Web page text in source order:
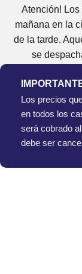
Atención!
mañana en la
de la tarde.
se
Los precios
en todos los
será cobrado
debe ser